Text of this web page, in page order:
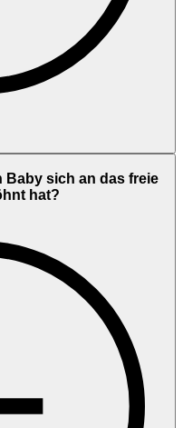
Baby sich an das freie
hat?